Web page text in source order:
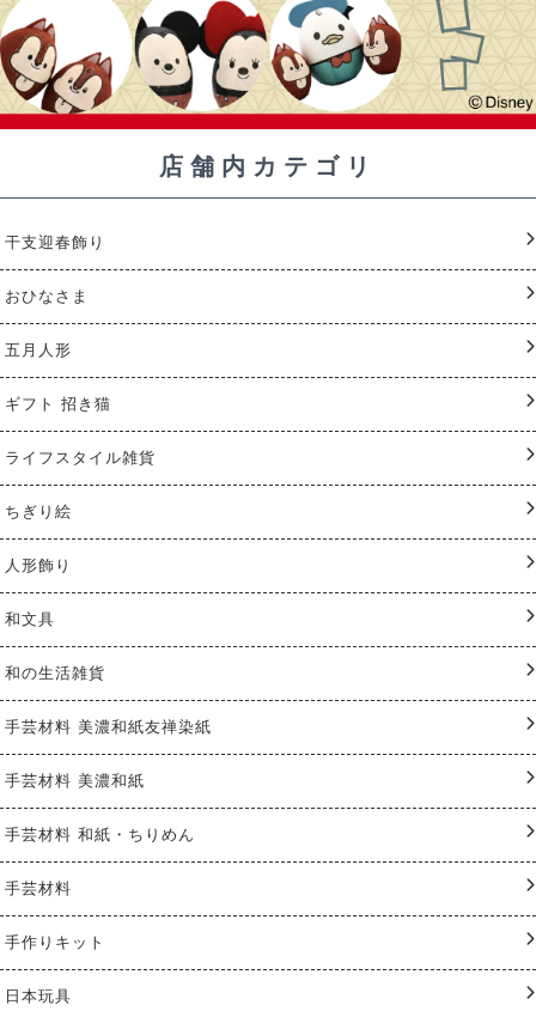
店舗内カテゴリ
干支迎春飾り
おひなさま
五月人形
ギフト 招き猫
ライフスタイル雑貨
ちぎり絵
人形飾り
和文具
和の生活雑貨
手芸材料 美濃和紙友禅染紙
手芸材料 美濃和紙
手芸材料 和紙・ちりめん
手芸材料
手作りキット
日本玩具